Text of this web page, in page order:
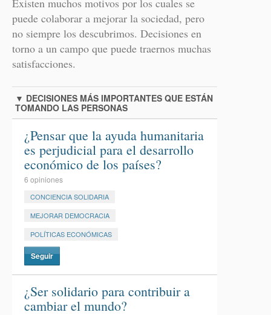
Existen muchos motivos por los cuales se
puede colaborar a mejorar la sociedad, pero
no siempre los descubrimos. Decisiones en
torno a un campo que puede traernos muchas
satisfacciones.
▼ DECISIONES MÁS IMPORTANTES QUE ESTÁN
TOMANDO LAS PERSONAS
¿Pensar que la ayuda humanitaria
es perjudicial para el desarrollo
económico de los países?
6 opiniones
CONCIENCIA SOLIDARIA
MEJORAR DEMOCRACIA
POLÍTICAS ECONÓMICAS
Seguir
¿Ser solidario para contribuir a
cambiar el mundo?